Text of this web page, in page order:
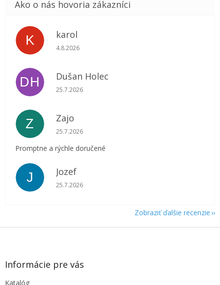
K karol
Hodnotenie obchodu je 5 z 5 hviezdičiek.
4.8.2026
DH Dušan Holec
Hodnotenie obchodu je 5 z 5 hviezdičiek.
25.7.2026
Z Zajo
Hodnotenie obchodu je 5 z 5 hviezdičiek.
25.7.2026
Promptne a rýchle doručené
J Jozef
Hodnotenie obchodu je 5 z 5 hviezdičiek.
25.7.2026
Zobraziť ďalšie recenzie
Z
Informácie pre vás
Katalóg